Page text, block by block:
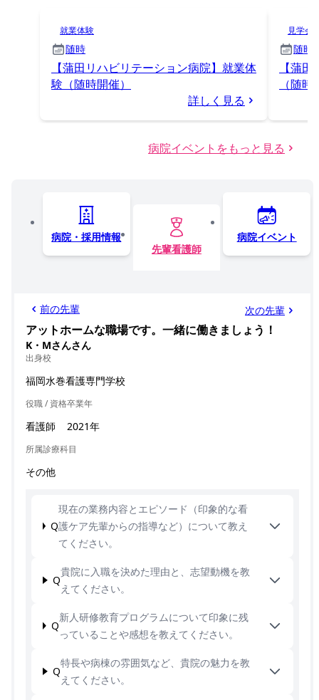
就業体験
随時
【蒲田リハビリテーション病院】就業体
験（随時開催）
詳しく見る
見学会
随時
【蒲
（随
病院イベントをもっと見る
病院・採用情報
先輩看護師
病院イベント
前の先輩 次の先輩
アットホームな職場です。一緒に働きましょう！
K・Mさんさん
出身校
福岡水巻看護専門学校
役職 / 資格
看護師
卒業年
2021年
所属診療科目
その他
Q
現在の業務内容とエピソード（印象的な看
護ケア先輩からの指導など）について教え
てください。
Q
貴院に入職を決めた理由と、志望動機を教
えてください。
Q
新人研修教育プログラムについて印象に残
っていることや感想を教えてください。
Q
特長や病棟の雰囲気など、貴院の魅力を教
えてください。